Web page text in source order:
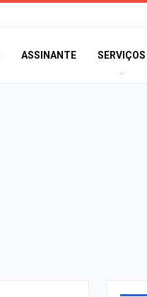
ASSINANTE SERVIÇOS